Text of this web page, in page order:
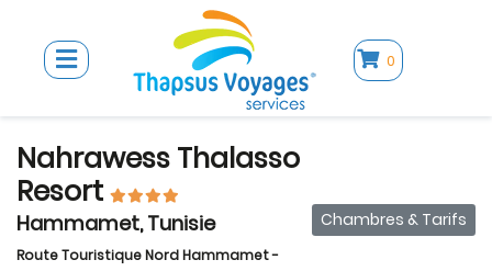
0
Nahrawess Thalasso
Resort
Hammamet, Tunisie
Route Touristique Nord Hammamet -
Chambres & Tarifs